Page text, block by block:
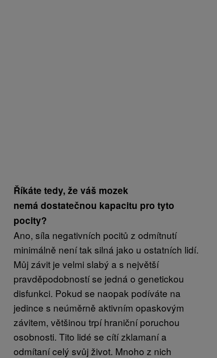
Říkáte tedy, že váš mozek
nemá dostatečnou kapacitu pro tyto
pocity?
Ano, síla negativních pocitů z odmítnutí
minimálně není tak silná jako u ostatních lidí.
Můj závit je velmi slabý a s největší
pravděpodobností se jedná o genetickou
disfunkci. Pokud se naopak podíváte na
jedince s neúměrně aktivním opaskovým
závitem, většinou trpí hraniční poruchou
osobnosti. Tito lidé se cítí zklamaní a
odmítaní celý svůj život. Mnoho z nich